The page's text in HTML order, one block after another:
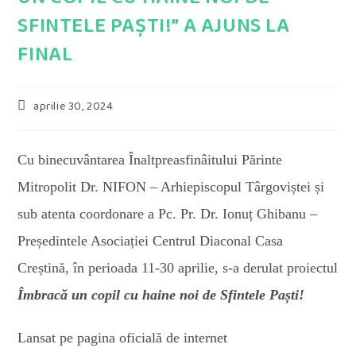
SFINTELE PAȘTI!” A AJUNS LA
FINAL
Postaprilie 30, 2024
Cu binecuvântarea Înaltpreasfinâitului Părinte
Mitropolit Dr. NIFON – Arhiepiscopul Târgoviștei și
sub atenta coordonare a Pc. Pr. Dr. Ionuț Ghibanu –
Președintele Asociației Centrul Diaconal Casa
Creștină, în perioada 11-30 aprilie, s-a derulat proiectul
Îmbracă un copil cu haine noi de Sfintele Paști!
Lansat pe pagina oficială de internet